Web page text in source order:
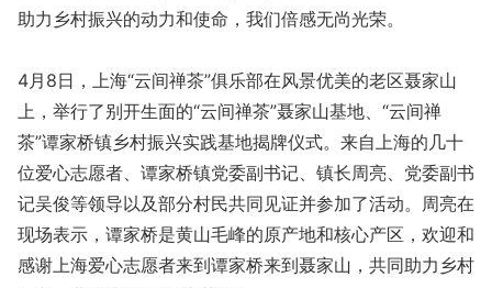
助力乡村振兴的动力和使命，我们倍感无尚光荣。
4月8日，上海“云间禅茶”俱乐部在风景优美的老区聂家山
上，举行了别开生面的“云间禅茶”聂家山基地、“云间禅
茶”谭家桥镇乡村振兴实践基地揭牌仪式。来自上海的几十
位爱心志愿者、谭家桥镇党委副书记、镇长周亮、党委副书
记吴俊等领导以及部分村民共同见证并参加了活动。周亮在
现场表示，谭家桥是黄山毛峰的原产地和核心产区，欢迎和
感谢上海爱心志愿者来到谭家桥来到聂家山，共同助力乡村